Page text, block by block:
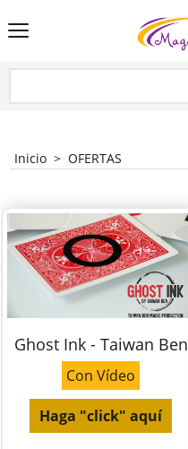
Inicio > OFERTAS
Ghost Ink - Taiwan Ben
Con Vídeo
Haga "click" aquí